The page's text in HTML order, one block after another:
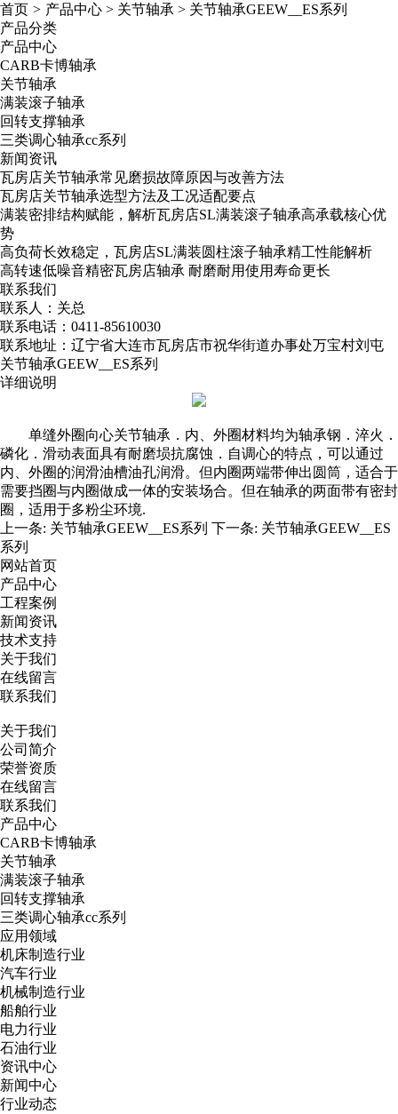
首页 > 产品中心 > 关节轴承 > 关节轴承GEEW__ES系列
产品分类
产品中心
CARB卡博轴承
关节轴承
满装滚子轴承
回转支撑轴承
三类调心轴承cc系列
新闻资讯
瓦房店关节轴承常见磨损故障原因与改善方法
瓦房店关节轴承选型方法及工况适配要点
满装密排结构赋能，解析瓦房店SL满装滚子轴承高承载核心优
势
高负荷长效稳定，瓦房店SL满装圆柱滚子轴承精工性能解析
高转速低噪音精密瓦房店轴承​ 耐磨耐用使用寿命更长
联系我们
联系人：关总
联系电话：0411-85610030
联系地址：辽宁省大连市瓦房店市祝华街道办事处万宝村刘屯
关节轴承GEEW__ES系列
详细说明
单缝外圈向心关节轴承．内、外圈材料均为轴承钢．淬火．
磷化．滑动表面具有耐磨埙抗腐蚀．自调心的特点，可以通过
内、外圈的润滑油槽油孔润滑。但内圈两端带伸出圆筒，适合于
需要挡圈与内圈做成一体的安装场合。但在轴承的两面带有密封
圈，适用于多粉尘环境.
上一条: 关节轴承GEEW__ES系列 下一条: 关节轴承GEEW__ES
系列
网站首页
产品中心
工程案例
新闻资讯
技术支持
关于我们
在线留言
联系我们
关于我们
公司简介
荣誉资质
在线留言
联系我们
产品中心
CARB卡博轴承
关节轴承
满装滚子轴承
回转支撑轴承
三类调心轴承cc系列
应用领域
机床制造行业
汽车行业
机械制造行业
船舶行业
电力行业
石油行业
资讯中心
新闻中心
行业动态